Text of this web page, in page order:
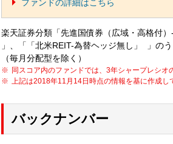
ファンドの詳細はこちら
楽天証券分類「先進国債券（広域・高格付
」、「「北米REIT-為替ヘッジ無し」 」の
（毎月分配型を除く）
同スコア内のファンドでは、3年シャープレシオ
上記は2018年11月14日時点の情報を基に作成し
バックナンバー